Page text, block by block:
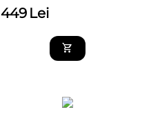
449 Lei